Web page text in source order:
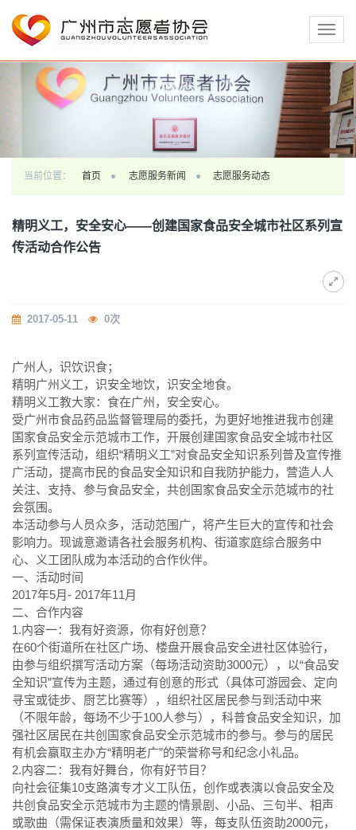
切
换
航
当前位置： 首页 志愿服务新闻 志愿服务动态
精明义工，安全安心——创建国家食品安全城市社区系列宣
传活动合作公告
2017-05-11 0次
广州人，识饮识食；
精明广州义工，识安全地饮，识安全地食。
精明义工教大家：食在广州，安全安心。
受广州市食品药品监督管理局的委托，为更好地推进我市创建
国家食品安全示范城市工作，开展创建国家食品安全城市社区
系列宣传活动，组织“精明义工”对食品安全知识系列普及宣传推
广活动，提高市民的食品安全知识和自我防护能力，营造人人
关注、支持、参与食品安全，共创国家食品安全示范城市的社
会氛围。
本活动参与人员众多，活动范围广，将产生巨大的宣传和社会
影响力。现诚意邀请各社会服务机构、街道家庭综合服务中
心、义工团队成为本活动的合作伙伴。
一、活动时间
2017年5月- 2017年11月
二、合作内容
1.内容一：我有好资源，你有好创意？
在60个街道所在社区广场、楼盘开展食品安全进社区体验行，
由参与组织撰写活动方案（每场活动资助3000元），以“食品安
全知识”宣传为主题，通过有创意的形式（具体可游园会、定向
寻宝或徒步、厨艺比赛等），组织社区居民参与到活动中来
（不限年龄，每场不少于100人参与），科普食品安全知识，加
强社区居民在共创国家食品安全示范城市的参与。参与的居民
有机会赢取主办方“精明老广”的荣誉称号和纪念小礼品。
2.内容二：我有好舞台，你有好节目？
向社会征集10支路演专才义工队伍，创作或表演以食品安全及
共创食品安全示范城市为主题的情景剧、小品、三句半、相声
或歌曲（需保证表演质量和效果）等，每支队伍资助2000元，